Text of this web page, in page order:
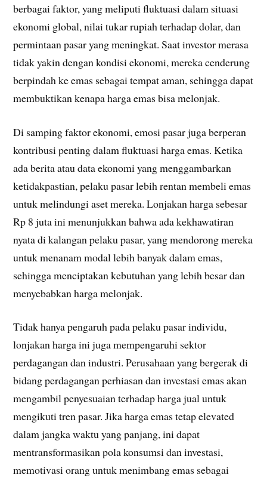
berbagai faktor, yang meliputi fluktuasi dalam situasi
ekonomi global, nilai tukar rupiah terhadap dolar, dan
permintaan pasar yang meningkat. Saat investor merasa
tidak yakin dengan kondisi ekonomi, mereka cenderung
berpindah ke emas sebagai tempat aman, sehingga dapat
membuktikan kenapa harga emas bisa melonjak.
Di samping faktor ekonomi, emosi pasar juga berperan
kontribusi penting dalam fluktuasi harga emas. Ketika
ada berita atau data ekonomi yang menggambarkan
ketidakpastian, pelaku pasar lebih rentan membeli emas
untuk melindungi aset mereka. Lonjakan harga sebesar
Rp 8 juta ini menunjukkan bahwa ada kekhawatiran
nyata di kalangan pelaku pasar, yang mendorong mereka
untuk menanam modal lebih banyak dalam emas,
sehingga menciptakan kebutuhan yang lebih besar dan
menyebabkan harga melonjak.
Tidak hanya pengaruh pada pelaku pasar individu,
lonjakan harga ini juga mempengaruhi sektor
perdagangan dan industri. Perusahaan yang bergerak di
bidang perdagangan perhiasan dan investasi emas akan
mengambil penyesuaian terhadap harga jual untuk
mengikuti tren pasar. Jika harga emas tetap elevated
dalam jangka waktu yang panjang, ini dapat
mentransformasikan pola konsumsi dan investasi,
memotivasi orang untuk menimbang emas sebagai